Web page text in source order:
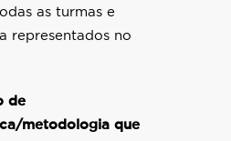
as turmas e
representados no
de
metodologia que